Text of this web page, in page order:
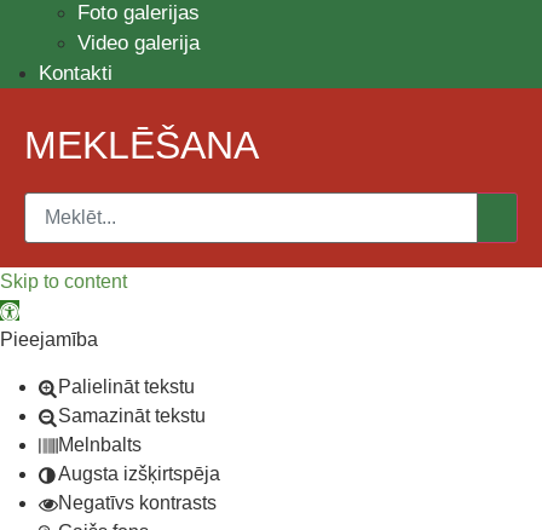
Foto galerijas
Video galerija
Kontakti
MEKLĒŠANA
Skip to content
Open toolbar
Pieejamība
Palielināt tekstu
Samazināt tekstu
Melnbalts
Augsta izšķirtspēja
Negatīvs kontrasts